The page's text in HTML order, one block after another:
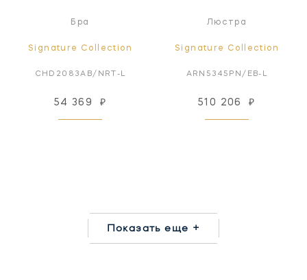
Бра
Signature Collection
CHD2083AB/NRT-L
54 369 ₽
Люстра
Signature Collection
ARN5345PN/EB-L
510 206 ₽
Показать еще +